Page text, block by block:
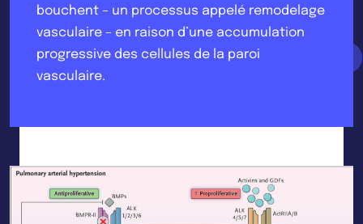
bouchent – un processus appelé remodelage
vasculaire – en raison d’une accumulation
progressive des cellules de la paroi
vasculaire.